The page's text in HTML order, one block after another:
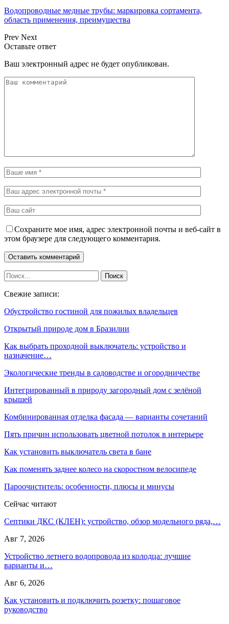
Водопроводные медные трубы: маркировка сортамента,
область применения, преимущества
Prev Next
Оставьте ответ
Ваш электронный адрес не будет опубликован.
Сохраните мое имя, адрес электронной почты и веб-сайт в
этом браузере для следующего комментария.
Свежие записи:
Обустройство гостиной для пожилых владельцев
Открытый природе дом в Бразилии
Как выбрать проходной выключатель: устройство и
назначение…
Экологические тренды в садоводстве и огородничестве
Интегрированный в природу загородный дом с зелёной
крышей
Комбинированная отделка фасада — варианты сочетаний
Пять причин использовать цветной потолок в интерьере
Как установить выключатель света в бане
Как поменять заднее колесо на скоростном велосипеде
Пароочиститель: особенности, плюсы и минусы
Сейчас читают
Септики ДКС (КЛЕН): устройство, обзор модельного ряда,…
Авг 7, 2026
Устройство летнего водопровода из колодца: лучшие
варианты и…
Авг 6, 2026
Как установить и подключить розетку: пошаговое
руководство